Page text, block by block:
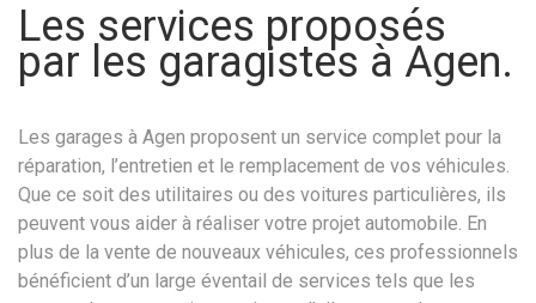
Les services proposés
par les garagistes à Agen.
Les garages à Agen proposent un service complet pour la
réparation, l’entretien et le remplacement de vos véhicules.
Que ce soit des utilitaires ou des voitures particulières, ils
peuvent vous aider à réaliser votre projet automobile. En
plus de la vente de nouveaux véhicules, ces professionnels
bénéficient d’un large éventail de services tels que les